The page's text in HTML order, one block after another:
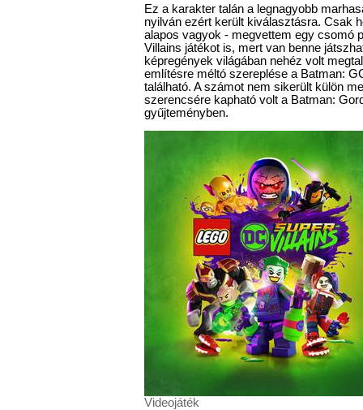
Ez a karakter talán a legnagyobb
nyilván ezért került kiválasztásra. Csak
alapos vagyok - megvettem egy csomó
Villains játékot is, mert van benne
képregények világában nehéz volt
említésre méltó szereplése a Batman:
található. A számot nem sikerült külön
szerencsére kapható volt a Batman:
gyűjteményben.
Videojáték